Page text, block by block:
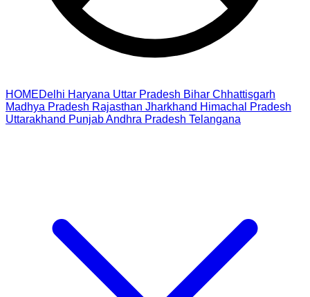
HOMEDelhi Haryana Uttar Pradesh Bihar Chhattisgarh
Madhya Pradesh Rajasthan Jharkhand Himachal Pradesh
Uttarakhand PunjabAndhra Pradesh Telangana